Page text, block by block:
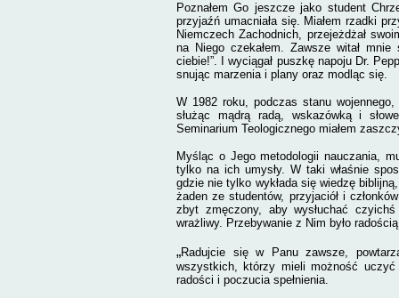
Poznałem Go jeszcze jako student
przyjaźń umacniała się. Miałem rzadki
Niemczech Zachodnich, przejeżdżał
na Niego czekałem. Zawsze witał
ciebie!”. I wyciągał puszkę napoju Dr.
snując marzenia i plany oraz modląc się.
W 1982 roku, podczas stanu wojennego,
służąc mądrą radą, wskazówką i
Seminarium Teologicznego miałem
Myśląc o Jego metodologii nauczania,
tylko na ich umysły. W taki właśnie
gdzie nie tylko wykłada się wiedzę
żaden ze studentów, przyjaciół i
zbyt zmęczony, aby wysłuchać
wrażliwy. Przebywanie z Nim było radością
„Radujcie się w Panu zawsze,
wszystkich, którzy mieli możność uczyć
radości i poczucia spełnienia.